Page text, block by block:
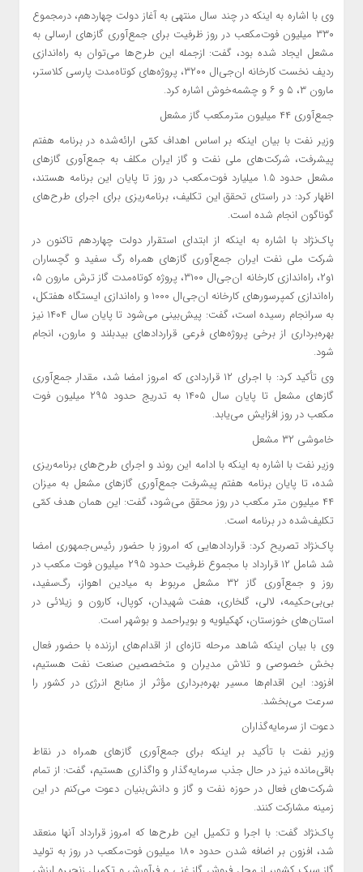
وی با اشاره به اینکه در چند سال منتهی به آغاز دولت چهاردهم، درمجموع
۳۳۰ میلیون فوت‌مکعب در روز ظرفیت برای جمع‌آوری گازهای ارسالی به
مشعل ایجاد شده بود، گفت: ازجمله این طرح‌ها می‌توان به راه‌اندازی
ردیف نخست کارخانه ان‌جی‌ال ۳۲۰۰، پروژه‌های کوتاه‌مدت پارسی کلاستر،
مارون ۳، ۵ و ۶ و چشمه‌خوش اشاره کرد.
جمع‌آوری ۴۴ میلیون مترمکعب گاز مشعل
وزیر نفت با بیان اینکه بر اساس اهداف کمّی ارائه‌شده در برنامه هفتم
پیشرفت، شرکت‌های ملی نفت و گاز ایران مکلف به جمع‌آوری گازهای
مشعل حدود ۱.۵ میلیارد فوت‌مکعب در روز تا پایان این برنامه هستند،
اظهار کرد: در راستای تحقق این تکلیف، برنامه‌ریزی برای اجرای طرح‌های
گوناگون انجام شده است.
پاک‌نژاد با اشاره به اینکه از ابتدای استقرار دولت چهاردهم تاکنون در
شرکت ملی نفت ایران جمع‌آوری گازهای همراه رگ سفید و گچساران
۱و۲، راه‌اندازی کارخانه ان‌جی‌ال ۳۱۰۰، پروژه کوتاه‌مدت گاز ترش مارون ۵،
راه‌اندازی کمپرسورهای کارخانه ان‌جی‌ال ۱۰۰۰ و راه‌اندازی ایستگاه هفتکل،
به سرانجام رسیده است، گفت: پیش‌بینی می‌شود تا پایان سال ۱۴۰۴ نیز
بهره‌برداری از برخی پروژه‌های فرعی قراردادهای بیدبلند و مارون، انجام
شود.
وی تأکید کرد: با اجرای ۱۲ قراردادی که امروز امضا شد، مقدار جمع‌آوری
گازهای مشعل تا پایان سال ۱۴۰۵ به تدریج حدود ۲۹۵ میلیون فوت
مکعب در روز افزایش می‌یابد.
خاموشی ۳۲ مشعل
وزیر نفت با اشاره به اینکه با ادامه این روند و اجرای طرح‌های برنامه‌ریزی
شده، تا پایان برنامه هفتم پیشرفت جمع‌آوری گازهای مشعل به میزان
۴۴ میلیون متر مکعب در روز محقق می‌شود، گفت: این همان هدف کمّی
تکلیف‌شده در برنامه است.
پاک‌نژاد تصریح کرد: قراردادهایی که امروز با حضور رئیس‌جمهوری امضا
شد شامل ۱۲ قرارداد با مجموع ظرفیت حدود ۲۹۵ میلیون فوت مکعب در
روز و جمع‌آوری گاز ۳۲ مشعل مربوط به میادین اهواز، رگ‌سفید،
بی‌بی‌حکیمه، لالی، گلخاری، هفت شهیدان، کوپال، کارون و زیلائی در
استان‌های خوزستان، کهکیلویه و بویراحمد و بوشهر است.
وی با بیان اینکه شاهد مرحله تازه‌ای از اقدام‌های ارزنده با حضور فعال
بخش خصوصی و تلاش مدیران و متخصصین صنعت نفت هستیم،
افزود: این اقدام‌ها مسیر بهره‌برداری مؤثر از منابع انرژی در کشور را
سرعت می‌بخشد.
دعوت از سرمایه‌گذاران
وزیر نفت با تأکید بر اینکه برای جمع‌آوری گازهای همراه در نقاط
باقی‌مانده نیز در حال جذب سرمایه‌گذار و واگذاری هستیم، گفت: از تمام
شرکت‌های فعال در حوزه نفت و گاز و دانش‌بنیان دعوت می‌کنم در این
زمینه مشارکت کنند.
پاک‌نژاد گفت: با اجرا و تکمیل این طرح‌ها که امروز قرارداد آنها منعقد
شد، افزون بر اضافه شدن حدود ۱۸۰ میلیون فوت‌مکعب در روز به تولید